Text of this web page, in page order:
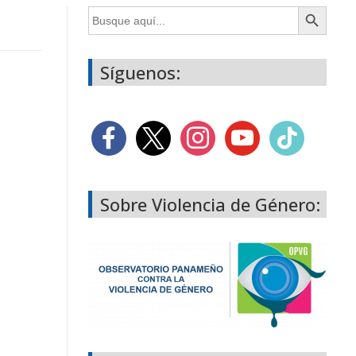
Buscar: Botón de búsqueda
Síguenos:
Sobre Violencia de Género: